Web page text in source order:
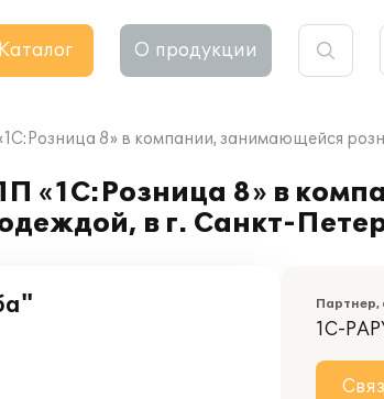
Каталог О продукции
8» в компании, занимающейся
«1С:Розница 8» в
в г. Санкт-
Партнер,
1С-